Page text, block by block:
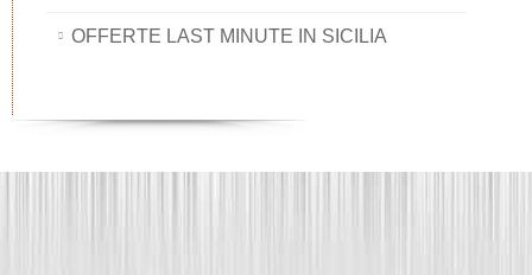
OFFERTE LAST MINUTE IN SICILIA